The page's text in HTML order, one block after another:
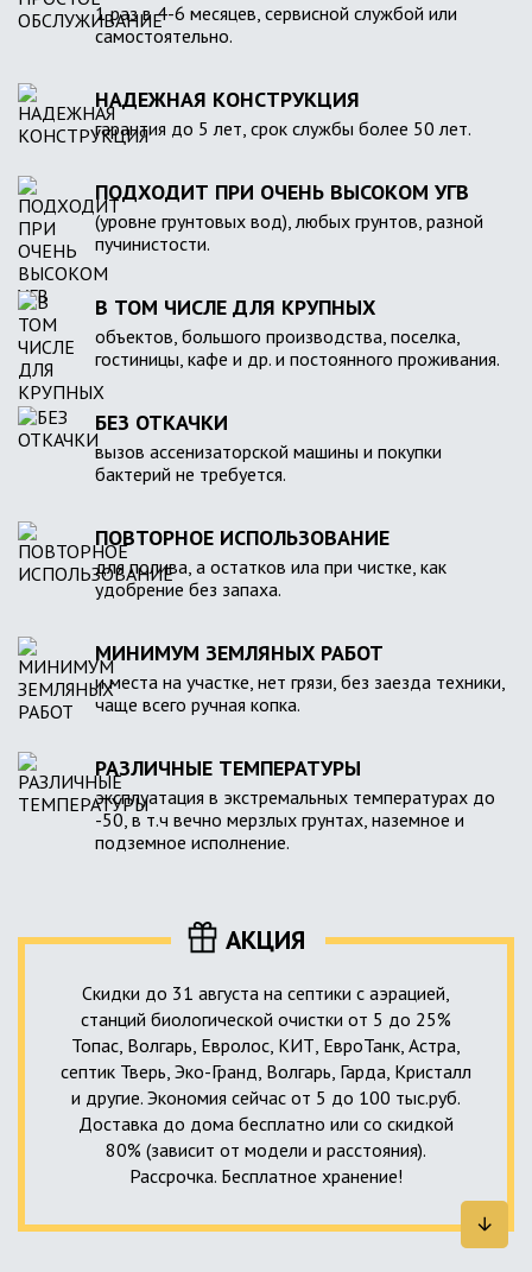
1 раз в 4-6 месяцев, сервисной службой или
самостоятельно.
НАДЕЖНАЯ КОНСТРУКЦИЯ
гарантия до 5 лет, срок службы более 50 лет.
ПОДХОДИТ ПРИ ОЧЕНЬ ВЫСОКОМ УГВ
(уровне грунтовых вод), любых грунтов, разной
пучинистости.
В ТОМ ЧИСЛЕ ДЛЯ КРУПНЫХ
объектов, большого производства, поселка,
гостиницы, кафе и др. и постоянного проживания.
БЕЗ ОТКАЧКИ
вызов ассенизаторской машины и покупки
бактерий не требуется.
ПОВТОРНОЕ ИСПОЛЬЗОВАНИЕ
для полива, а остатков ила при чистке, как
удобрение без запаха.
МИНИМУМ ЗЕМЛЯНЫХ РАБОТ
и места на участке, нет грязи, без заезда техники,
чаще всего ручная копка.
РАЗЛИЧНЫЕ ТЕМПЕРАТУРЫ
эксплуатация в экстремальных температурах до
-50, в т.ч вечно мерзлых грунтах, наземное и
подземное исполнение.
АКЦИЯ
Скидки до 31 августа на септики с аэрацией,
станций биологической очистки от 5 до 25%
Топас, Волгарь, Евролос, КИТ, ЕвроТанк, Астра,
септик Тверь, Эко-Гранд, Волгарь, Гарда, Кристалл
и другие. Экономия сейчас от 5 до 100 тыс.руб.
Доставка до дома бесплатно или со скидкой
80% (зависит от модели и расстояния).
Рассрочка. Бесплатное хранение!